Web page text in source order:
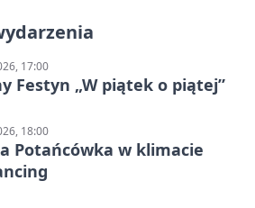
17:00
Festyn „W piątek o piątej”
18:00
Potańcówka w klimacie